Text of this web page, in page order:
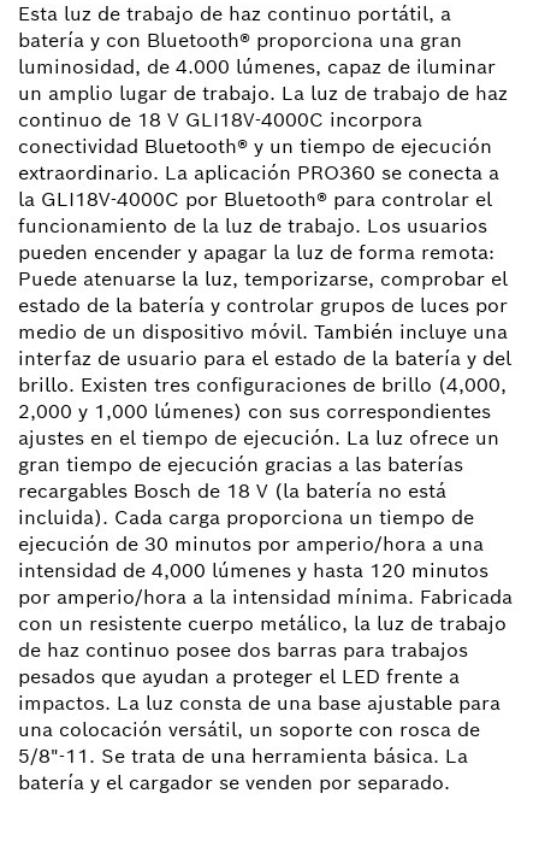
Esta luz de trabajo de haz continuo portátil, a
batería y con Bluetooth® proporciona una gran
luminosidad, de 4.000 lúmenes, capaz de iluminar
un amplio lugar de trabajo. La luz de trabajo de haz
continuo de 18 V GLI18V-4000C incorpora
conectividad Bluetooth® y un tiempo de ejecución
extraordinario. La aplicación PRO360 se conecta a
la GLI18V-4000C por Bluetooth® para controlar el
funcionamiento de la luz de trabajo. Los usuarios
pueden encender y apagar la luz de forma remota:
Puede atenuarse la luz, temporizarse, comprobar el
estado de la batería y controlar grupos de luces por
medio de un dispositivo móvil. También incluye una
interfaz de usuario para el estado de la batería y del
brillo. Existen tres configuraciones de brillo (4,000,
2,000 y 1,000 lúmenes) con sus correspondientes
ajustes en el tiempo de ejecución. La luz ofrece un
gran tiempo de ejecución gracias a las baterías
recargables Bosch de 18 V (la batería no está
incluida). Cada carga proporciona un tiempo de
ejecución de 30 minutos por amperio/hora a una
intensidad de 4,000 lúmenes y hasta 120 minutos
por amperio/hora a la intensidad mínima. Fabricada
con un resistente cuerpo metálico, la luz de trabajo
de haz continuo posee dos barras para trabajos
pesados que ayudan a proteger el LED frente a
impactos. La luz consta de una base ajustable para
una colocación versátil, un soporte con rosca de
5/8"-11. Se trata de una herramienta básica. La
batería y el cargador se venden por separado.